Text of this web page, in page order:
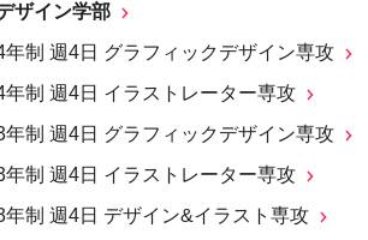
ザイン学部
年制 週4日 グラフィックデザイン専攻
年制 週4日 イラストレーター専攻
年制 週4日 グラフィックデザイン専攻
年制 週4日 イラストレーター専攻
年制 週4日 デザイン&イラスト専攻